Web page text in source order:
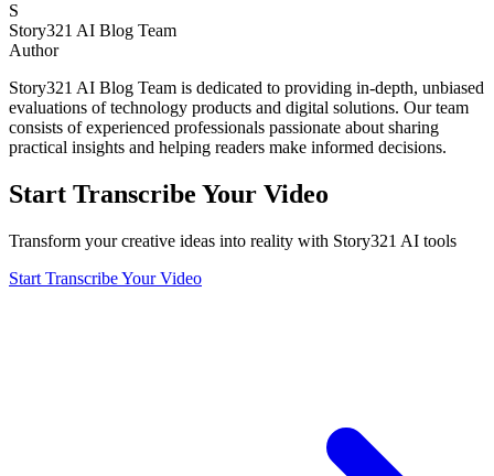
S
Story321 AI Blog Team
Author
Story321 AI Blog Team is dedicated to providing in-depth, unbiased
evaluations of technology products and digital solutions. Our team
consists of experienced professionals passionate about sharing
practical insights and helping readers make informed decisions.
Start Transcribe Your Video
Transform your creative ideas into reality with Story321 AI tools
Start Transcribe Your Video